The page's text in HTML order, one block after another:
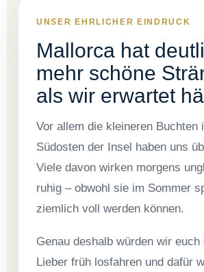
UNSER EHRLICHER EINDRUCK
Mallorca hat
mehr schöne
als wir erwartet
Vor allem die kleineren Buchten
Südosten der Insel haben uns
Viele davon wirken morgens
ruhig – obwohl sie im Sommer
ziemlich voll werden können.
Genau deshalb würden wir euch
Lieber früh losfahren und dafür